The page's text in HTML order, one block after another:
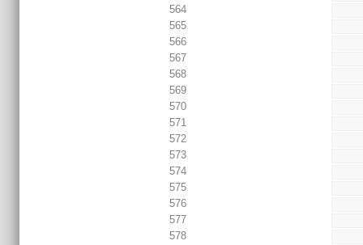
564
565
566
567
568
569
570
571
572
573
574
575
576
577
578